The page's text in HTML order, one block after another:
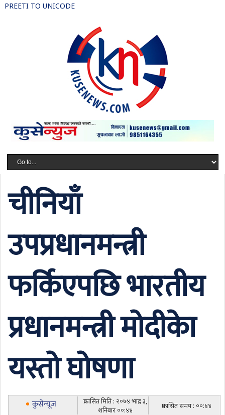
PREETI TO UNICODE
चीनियाँ
उपप्रधानमन्त्री
फर्किएपछि भारतीय
प्रधानमन्त्री मोदीकाे
यस्तो घोषणा
कुसेन्यूज
प्रकासित मिति : २०७४ भाद्र ३,
शनिबार ००:४४
प्रकासित समय : ००:४४